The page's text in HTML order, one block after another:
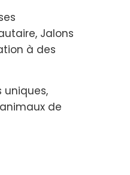
Jalons
à des
uniques,
de